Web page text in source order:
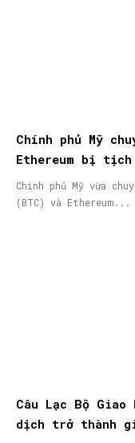
Chính phủ Mỹ
Ethereum bị
Chính phủ Mỹ vừa
(BTC) và Ethereum...
Câu Lạc Bộ
dịch trở thành